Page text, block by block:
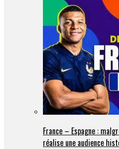
France – Espagne :
réalise une audience